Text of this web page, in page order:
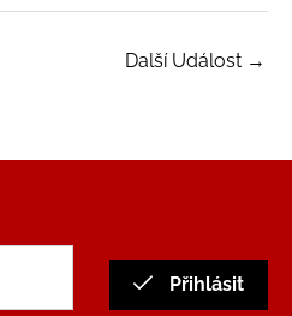
Další Událost →
Přihlásit